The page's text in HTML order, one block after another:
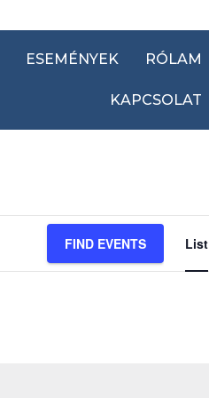
ESEMÉNYEK RÓLAM
KAPCSOLAT
FIND EVENTS List